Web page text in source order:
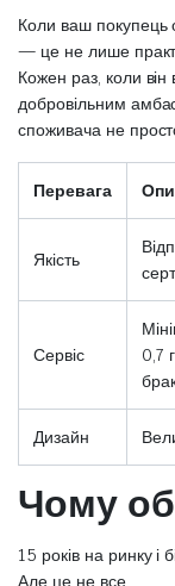
Коли ваш покупець
— це не лише
Кожен раз, коли він
добровільним
споживача не
Перевага
Якість
Сервіс
0,7
Дизайн
Чому
15 років на ринку і
Але це не все.